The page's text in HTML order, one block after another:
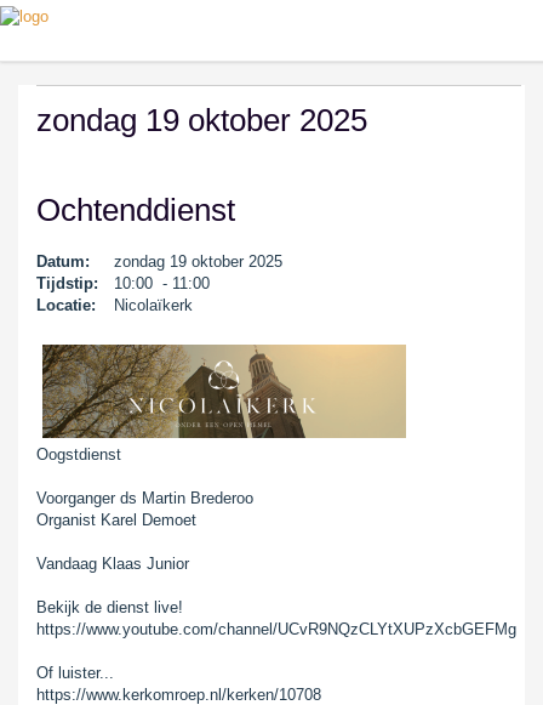
zondag 19 oktober 2025
Ochtenddienst
Datum:
zondag 19 oktober 2025
Tijdstip:
10:00 - 11:00
Locatie:
Nicolaïkerk
Oogstdienst
Voorganger ds Martin Brederoo
Organist Karel Demoet
Vandaag Klaas Junior
Bekijk de dienst live!
https://www.youtube.com/channel/UCvR9NQzCLYtXUPzXcbGEFMg
Of luister...
https://www.kerkomroep.nl/kerken/10708